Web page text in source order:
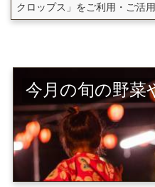
クロップス」をご利用・ご活用
今月の旬の野菜